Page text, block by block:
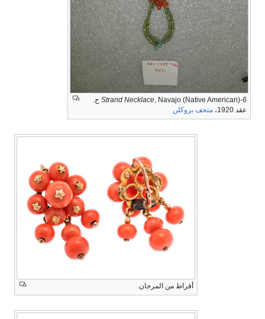
6-Strand Necklace
, Navajo (Native American) ح.
عقد 1920،
متحف بروكلن
أقراط من المرجان.